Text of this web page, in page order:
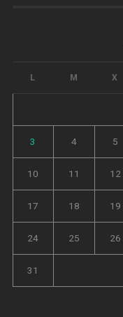
L M X
3 4 5
10 11 12
17 18 19
24 25 26
31